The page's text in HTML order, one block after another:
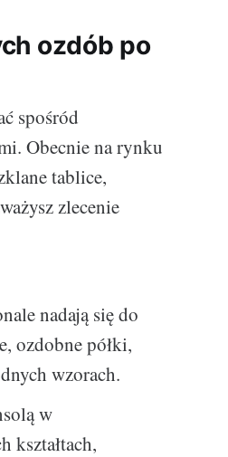
ozdób po
spośród
Obecnie na rynku
tablice,
zlecenie
nadają się do
ozdobne półki,
wzorach.
w
kształtach,